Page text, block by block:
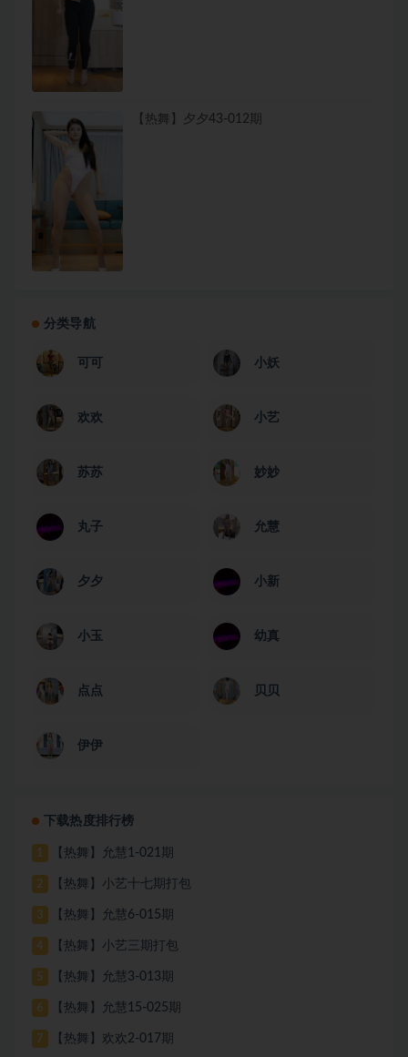
【热舞】夕夕43-012期
分类导航
可可 小妖
欢欢 小艺
苏苏 妙妙
丸子 允慧
夕夕 小新
小玉 幼真
点点 贝贝
伊伊
下载热度排行榜
1 【热舞】允慧1-021期
2 【热舞】小艺十七期打包
3 【热舞】允慧6-015期
4 【热舞】小艺三期打包
5 【热舞】允慧3-013期
6 【热舞】允慧15-025期
7 【热舞】欢欢2-017期